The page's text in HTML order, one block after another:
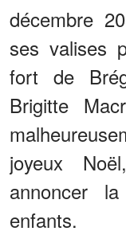
décembre
ses valises
fort de
Brigitte
joyeux
annoncer
enfants.